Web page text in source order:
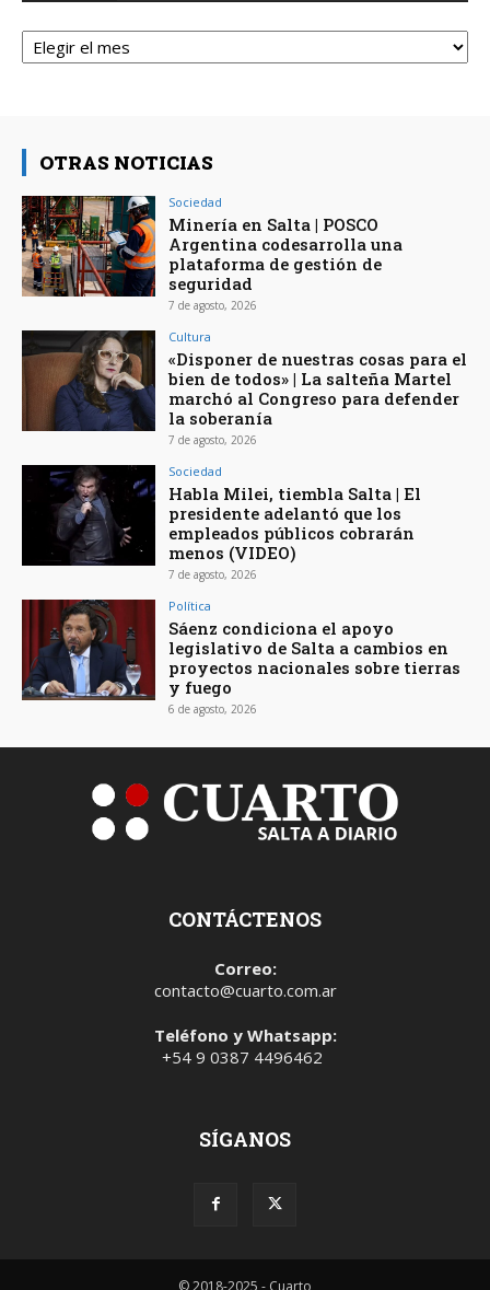
Archivos
OTRAS NOTICIAS
Sociedad
Minería en Salta | POSCO
Argentina codesarrolla una
plataforma de gestión de
seguridad
7 de agosto, 2026
Cultura
«Disponer de nuestras cosas para el
bien de todos» | La salteña Martel
marchó al Congreso para defender
la soberanía
7 de agosto, 2026
Sociedad
Habla Milei, tiembla Salta | El
presidente adelantó que los
empleados públicos cobrarán
menos (VIDEO)
7 de agosto, 2026
Política
Sáenz condiciona el apoyo
legislativo de Salta a cambios en
proyectos nacionales sobre tierras
y fuego
6 de agosto, 2026
CONTÁCTENOS
Correo:
contacto@cuarto.com.ar
Teléfono y Whatsapp:
+54 9 0387 4496462
SÍGANOS
© 2018-2025 - Cuarto